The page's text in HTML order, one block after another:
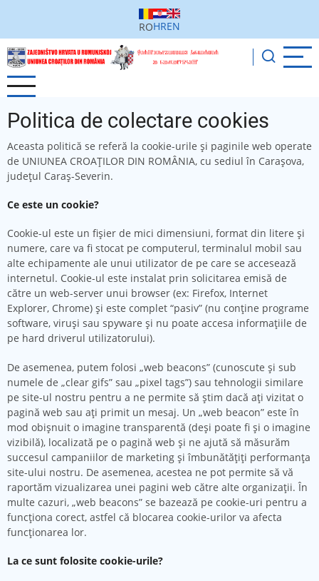
conținutul
principal
ROHREN
Politica de colectare cookies
Aceasta politică se referă la cookie-urile și paginile web operate
de UNIUNEA CROAȚILOR DIN ROMÂNIA, cu sediul în Carașova,
județul Caraș-Severin.
Ce este un cookie?
Cookie-ul este un fişier de mici dimensiuni, format din litere şi
numere, care va fi stocat pe computerul, terminalul mobil sau
alte echipamente ale unui utilizator de pe care se accesează
internetul. Cookie-ul este instalat prin solicitarea emisă de
către un web-server unui browser (ex: Firefox, Internet
Explorer, Chrome) şi este complet “pasiv” (nu conţine programe
software, viruşi sau spyware şi nu poate accesa informaţiile de
pe hard driverul utilizatorului).
De asemenea, putem folosi „web beacons” (cunoscute și sub
numele de „clear gifs” sau „pixel tags”) sau tehnologii similare
pe site-ul nostru pentru a ne permite să știm dacă ați vizitat o
pagină web sau ați primit un mesaj. Un „web beacon” este în
mod obișnuit o imagine transparentă (deși poate fi și o imagine
vizibilă), localizată pe o pagină web și ne ajută să măsurăm
succesul campaniilor de marketing și îmbunătățiți performanța
site-ului nostru. De asemenea, acestea ne pot permite să vă
raportăm vizualizarea unei pagini web către alte organizații. În
multe cazuri, „web beacons” se bazează pe cookie-uri pentru a
funcționa corect, astfel că blocarea cookie-urilor va afecta
funcționarea lor.
La ce sunt folosite cookie-urile?